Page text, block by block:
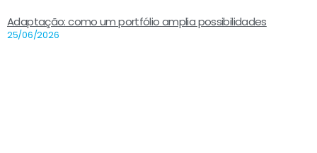
Adaptação: como um portfólio amplia possibilidades
25/06/2026